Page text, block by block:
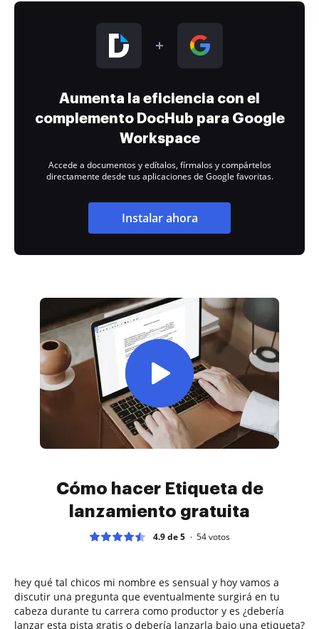
Aumenta la eficiencia con el
complemento DocHub para Google
Workspace
Accede a documentos y edítalos, fírmalos y compártelos
directamente desde tus aplicaciones de Google favoritas.
Instalar ahora
Cómo hacer Etiqueta de
lanzamiento gratuita
4.9 de 5 54votos
hey qué tal chicos mi nombre es sensual y hoy vamos a
discutir una pregunta que eventualmente surgirá en tu
cabeza durante tu carrera como productor y es ¿debería
lanzar esta pista gratis o debería lanzarla bajo una etiqueta?